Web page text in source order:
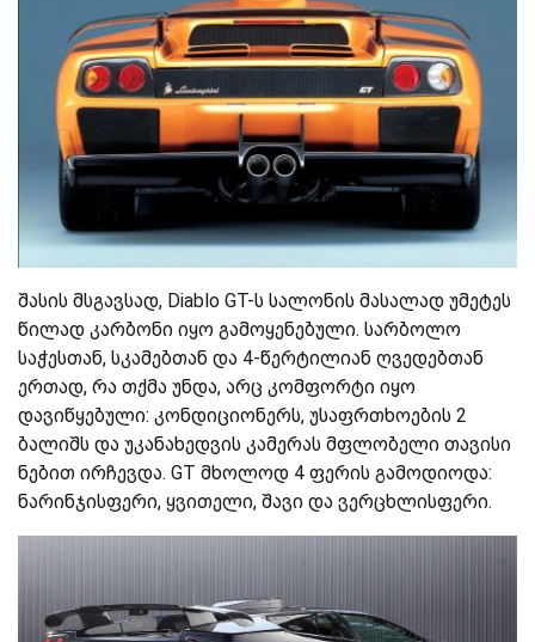
შასის მსგავსად, Diablo GT-ს სალონის მასალად უმეტეს
წილად კარბონი იყო გამოყენებული. სარბოლო
საჭესთან, სკამებთან და 4-წერტილიან ღვედებთან
ერთად, რა თქმა უნდა, არც კომფორტი იყო
დავიწყებული: კონდიციონერს, უსაფრთხოების 2
ბალიშს და უკანახედვის კამერას მფლობელი თავისი
ნებით ირჩევდა. GT მხოლოდ 4 ფერის გამოდიოდა:
ნარინჯისფერი, ყვითელი, შავი და ვერცხლისფერი.